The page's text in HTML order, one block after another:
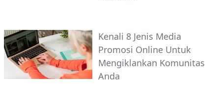
Kenali 8 Jenis Media
Promosi Online Untuk
Mengiklankan Komunitas
Anda